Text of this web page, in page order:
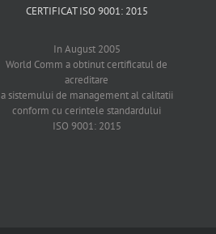
CERTIFICAT ISO 9001: 2015
In August 2005
World Comm a obtinut certificatul de
acreditare
a sistemului de management al calitatii
conform cu cerintele standardului
ISO 9001: 2015